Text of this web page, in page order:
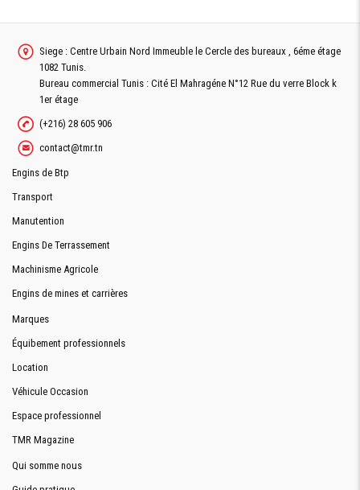
Siege : Centre Urbain Nord Immeuble le Cercle des bureaux , 6éme étage
1082 Tunis.
Bureau commercial Tunis : Cité El Mahragéne N°12 Rue du verre Block k
1er étage
(+216) 28 605 906
contact@tmr.tn
Engins de Btp
Transport
Manutention
Engins De Terrassement
Machinisme Agricole
Engins de mines et carrières
Marques
Équibement professionnels
Location
Véhicule Occasion
Espace professionnel
TMR Magazine
Qui somme nous